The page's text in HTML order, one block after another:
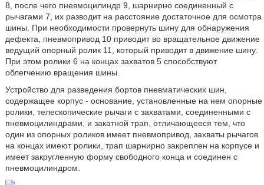
8, после чего пневмоцилиндр 9, шарнирно соединенный с
рычагами 7, их разводит на расстояние достаточное для осмотра
шины. При необходимости провернуть шину для обнаружения
дефекта, пневмопривод 10 приводит во вращательное движение
ведущий опорный ролик 11, который приводит в движение шину.
При этом ролики 6 на концах захватов 5 способствуют
облегчению вращения шины.
Устройство для разведения бортов пневматических шин,
содержащее корпус - основание, установленные на нем опорные
ролики, телескопические рычаги с захватами, соединенными с
пневмоцилиндрами, и закатной трап, отличающееся тем, что
один из опорных роликов имеет пневмопривод, захваты рычагов
на концах имеют ролики, трап шарнирно закреплен на корпусе и
имеет закругленную форму свободного конца и соединен с
пневмоцилиндром.